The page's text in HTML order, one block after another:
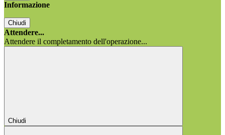
Informazione
Chiudi
Attendere...
Attendere il completamento dell'operazione...
Chiudi